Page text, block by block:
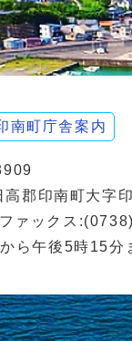
南町庁舎案内
高郡印南町大字
ファックス
ら午後5時15分